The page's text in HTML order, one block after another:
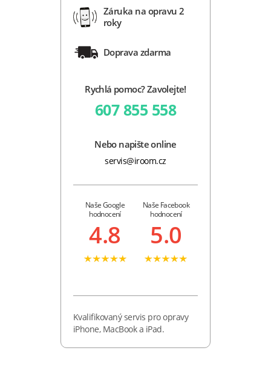
Záruka na opravu 2
roky
Doprava zdarma
Rychlá pomoc? Zavolejte!
607 855 558
Nebo napište online
servis@iroom.cz
Naše Google
hodnocení
4.8
Naše Facebook
hodnocení
5.0
Kvalifikovaný servis pro opravy
iPhone, MacBook a iPad.